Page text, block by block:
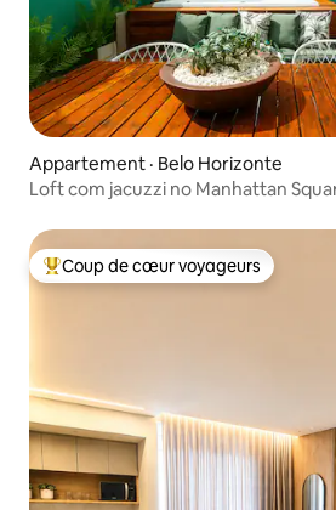
Appartement · Belo Horizonte
Loft com jacuzzi no Manhattan
Coup de cœur voyageurs parmi les
Coup de cœur voyageurs